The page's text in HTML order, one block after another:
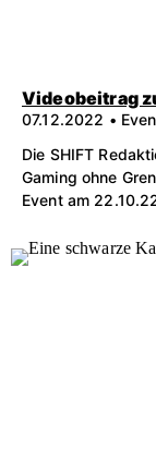
Videobeitrag
07.12.2022 •
Die SHIFT
Gaming ohne
Event am